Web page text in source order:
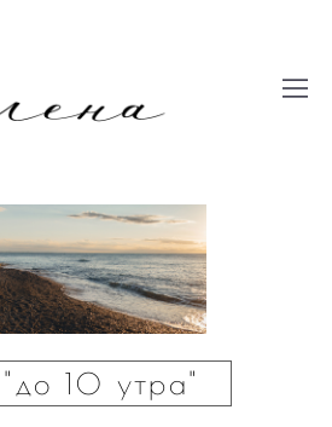
10 утра"